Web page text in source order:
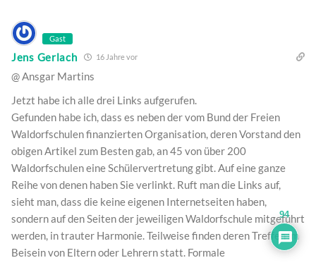
Gast
Jens Gerlach 16 Jahre vor
@ Ansgar Martins
Jetzt habe ich alle drei Links aufgerufen.
Gefunden habe ich, dass es neben der vom Bund der Freien
Waldorfschulen finanzierten Organisation, deren Vorstand den
obigen Artikel zum Besten gab, an 45 von über 200
Waldorfschulen eine Schülervertretung gibt. Auf eine ganze
Reihe von denen haben Sie verlinkt. Ruft man die Links auf,
sieht man, dass die keine eigenen Internetseiten haben,
sondern auf den Seiten der jeweiligen Waldorfschule mitgeführt
werden, in trauter Harmonie. Teilweise finden deren Treffen im
Beisein von Eltern oder Lehrern statt. Formale
94